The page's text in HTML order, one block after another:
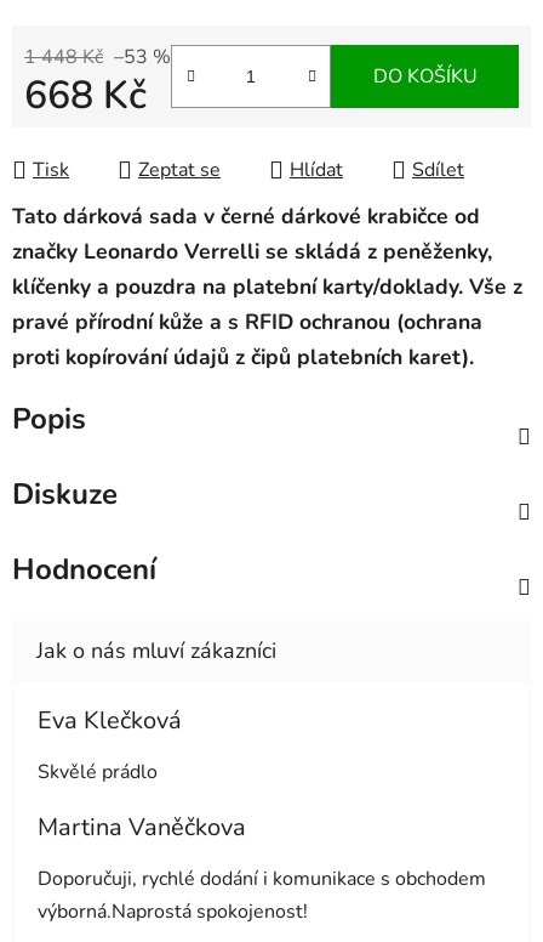
1 448 Kč –53 %
668 Kč DO KOŠÍKU
Tisk Zeptat se Hlídat Sdílet
Tato dárková sada v černé dárkové krabičce od
značky Leonardo Verrelli se skládá z peněženky,
klíčenky a pouzdra na platební karty/doklady. Vše z
pravé přírodní kůže a s RFID ochranou (ochrana
proti kopírování údajů z čipů platebních karet).
Popis
Diskuze
Hodnocení
Eva Klečková
Skvělé prádlo
Martina Vaněčkova
Doporučuji, rychlé dodání i komunikace s obchodem
výborná.Naprostá spokojenost!